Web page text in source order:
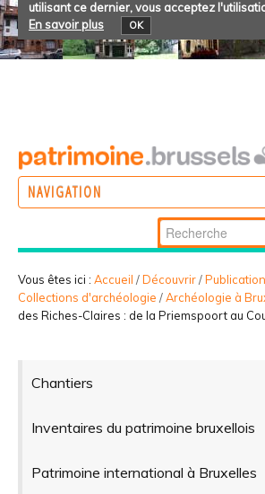
utilisant ce dernier, vous acceptez
En savoir plus
OK
NAVIGATION
PARTICIPER
Chercher par
Recherche
avancée…
Vous êtes ici : Accueil /Découvrir/
Collections d'archéologie /Archéologie à
des Riches-Claires : de la Priemspoort au
Chantiers
Inventaires du patrimoine bruxellois
Patrimoine international à Bruxelles